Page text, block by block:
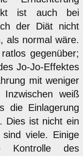
ist auch bei
der Diät nicht
als normal wäre.
gegenüber;
Jo-Jo-Effektes
mit weniger
weiß
die Einlagerung
Dies ist nicht ein
viele. Einige
Kontrolle des